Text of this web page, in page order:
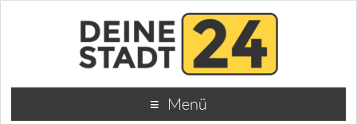
Menü